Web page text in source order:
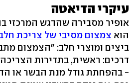
עיקרי הדיאטה
אופיר מסבירה שהדגש המרכזי
הוא צמצום מסיבי של צריכת
ביצים ומוצרי חלב: "הצמצום
דרכים: ראשית, בתדירות